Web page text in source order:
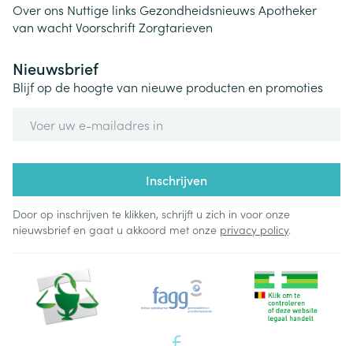
Over ons Nuttige links Gezondheidsnieuws Apotheker
van wachtVoorschriftZorgtarieven
Nieuwsbrief
Blijf op de hoogte van nieuwe producten en promoties
Inschrijven
Door op inschrijven te klikken, schrijft u zich in voor onze
nieuwsbrief en gaat u akkoord met onze privacy policy.